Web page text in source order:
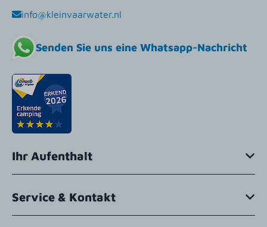
info@kleinvaarwater.nl
Senden Sie uns eine Whatsapp-Nachricht
Ihr Aufenthalt
Service & Kontakt